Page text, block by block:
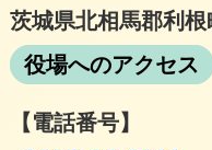
茨城県北相馬郡利
役場へのアクセス
【電話番号】